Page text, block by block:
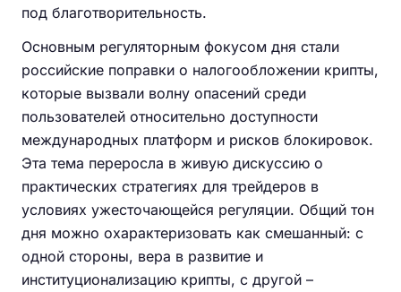
под благотворительность.
Основным регуляторным фокусом дня стали
российские поправки о налогообложении крипты,
которые вызвали волну опасений среди
пользователей относительно доступности
международных платформ и рисков блокировок.
Эта тема переросла в живую дискуссию о
практических стратегиях для трейдеров в
условиях ужесточающейся регуляции. Общий тон
дня можно охарактеризовать как смешанный: с
одной стороны, вера в развитие и
институционализацию крипты, с другой –